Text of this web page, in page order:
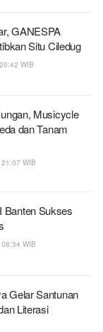
GANESPA
Situ Ciledug
WIB
Musicycle
dan Tanam
WIB
Banten Sukses
WIB
Gelar Santunan
Literasi